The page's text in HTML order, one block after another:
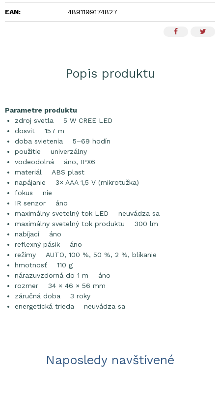
EAN: 4891199174827
Popis produktu
Parametre produktu
zdroj svetla 5 W CREE LED
dosvit 157 m
doba svietenia 5–69 hodín
použitie univerzálny
vodeodolná áno, IPX6
materiál ABS plast
napájanie 3× AAA 1,5 V (mikrotužka)
fokus nie
IR senzor áno
maximálny svetelný tok LED neuvádza sa
maximálny svetelný tok produktu 300 lm
nabíjací áno
reflexný pásik áno
režimy AUTO, 100 %, 50 %, 2 %, blikanie
hmotnosť 110 g
nárazuvzdorná do 1 m áno
rozmer 34 × 46 × 56 mm
záručná doba 3 roky
energetická trieda neuvádza sa
Naposledy navštívené